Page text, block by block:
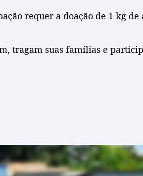
requer a doação de 1 kg
tragam suas famílias e